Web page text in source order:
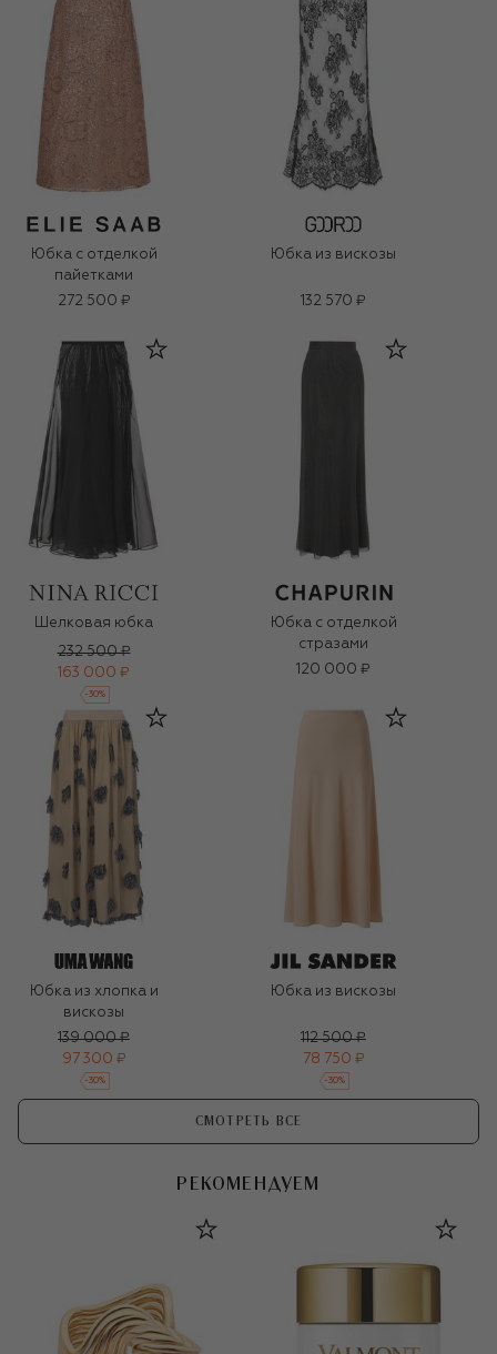
Юбка с отделкой
пайетками
272 500 ₽
Юбка из вискозы
132 570 ₽
Шелковая юбка
232 500 ₽
163 000 ₽
-30%
Юбка с отделкой
стразами
120 000 ₽
Юбка из хлопка и
вискозы
139 000 ₽
97 300 ₽
-30%
Юбка из вискозы
112 500 ₽
78 750 ₽
-30%
СМОТРЕТЬ ВСЕ
РЕКОМЕНДУЕМ